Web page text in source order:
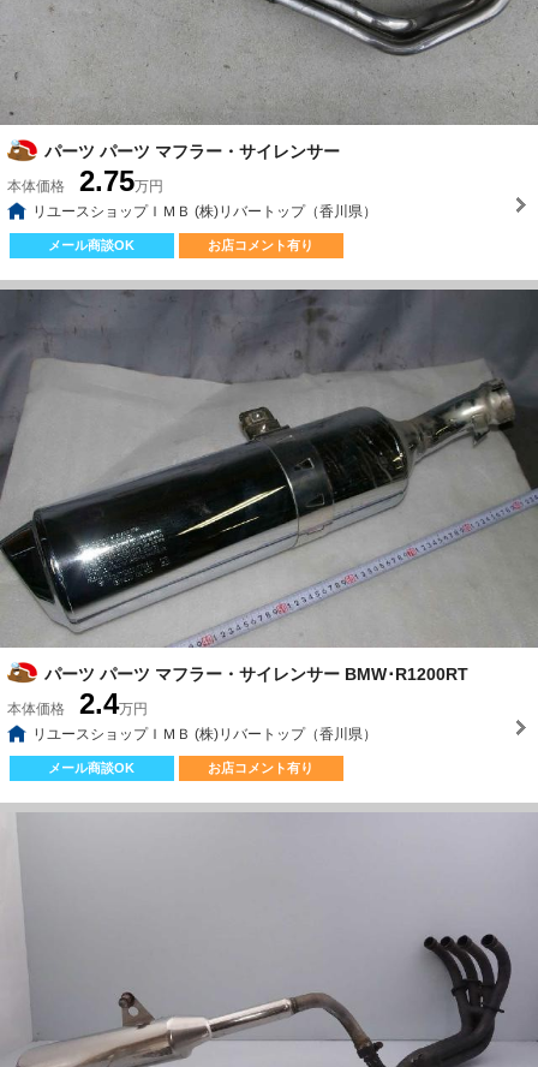
パーツ パーツ マフラー・サイレンサー
本体価格 2.75万円
リユースショップＩＭＢ (株)リバートップ（香川県）
メール商談OK お店コメント有り
パーツ パーツ マフラー・サイレンサー BMW･R1200RT
本体価格 2.4万円
リユースショップＩＭＢ (株)リバートップ（香川県）
メール商談OK お店コメント有り